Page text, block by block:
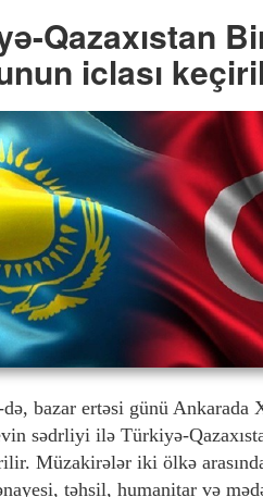
Qazaxıstan
iclası
də, bazar ertəsi günü
sədrliyi ilə Türkiyə-
Müzakirələr iki ölkə
təhsil, humanitar və